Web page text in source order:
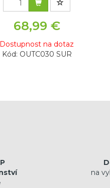
68,99 €
Dostupnost na dotaz
Kód: OUTC030 SUR
na